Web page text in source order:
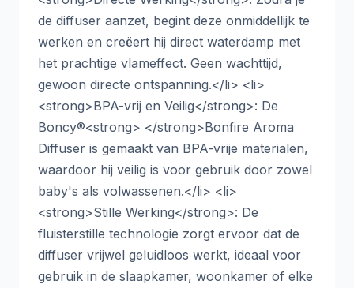
de diffuser aanzet, begint deze onmiddellijk te
werken en creëert hij direct waterdamp met
het prachtige vlameffect. Geen wachttijd,
gewoon directe ontspanning.</li> <li>
<strong>BPA-vrij en Veilig</strong>: De
Boncy®<strong> </strong>Bonfire Aroma
Diffuser is gemaakt van BPA-vrije materialen,
waardoor hij veilig is voor gebruik door zowel
baby's als volwassenen.</li> <li>
<strong>Stille Werking</strong>: De
fluisterstille technologie zorgt ervoor dat de
diffuser vrijwel geluidloos werkt, ideaal voor
gebruik in de slaapkamer, woonkamer of elke